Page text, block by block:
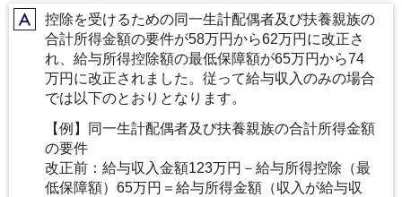
A控除を受けるための同一生計配偶者及び扶養親族の
合計所得金額の要件が58万円から62万円に改正さ
れ、給与所得控除額の最低保障額が65万円から74
万円に改正されました。従って給与収入のみの場合
では以下のとおりとなります。
【例】同一生計配偶者及び扶養親族の合計所得金額
の要件
改正前：給与収入金額123万円－給与所得控除（最
低保障額）65万円＝給与所得金額（収入が給与収